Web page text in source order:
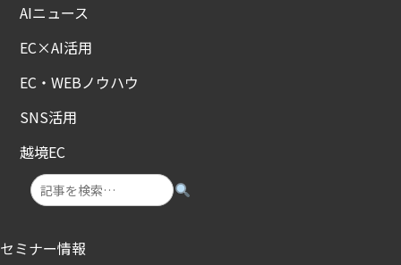
AIニュース
EC×AI活用
EC・WEBノウハウ
SNS活用
越境EC
セミナー情報